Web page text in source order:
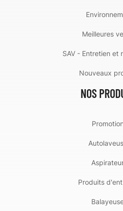
Meilleures
SAV - Entretien et
Nouveaux
NOS
Produits